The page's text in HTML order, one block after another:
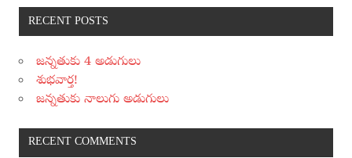
RECENT POSTS
జన్నతుకు 4 అడుగులు
శుభవార్త!
జన్నతుకు నాలుగు అడుగులు
RECENT COMMENTS